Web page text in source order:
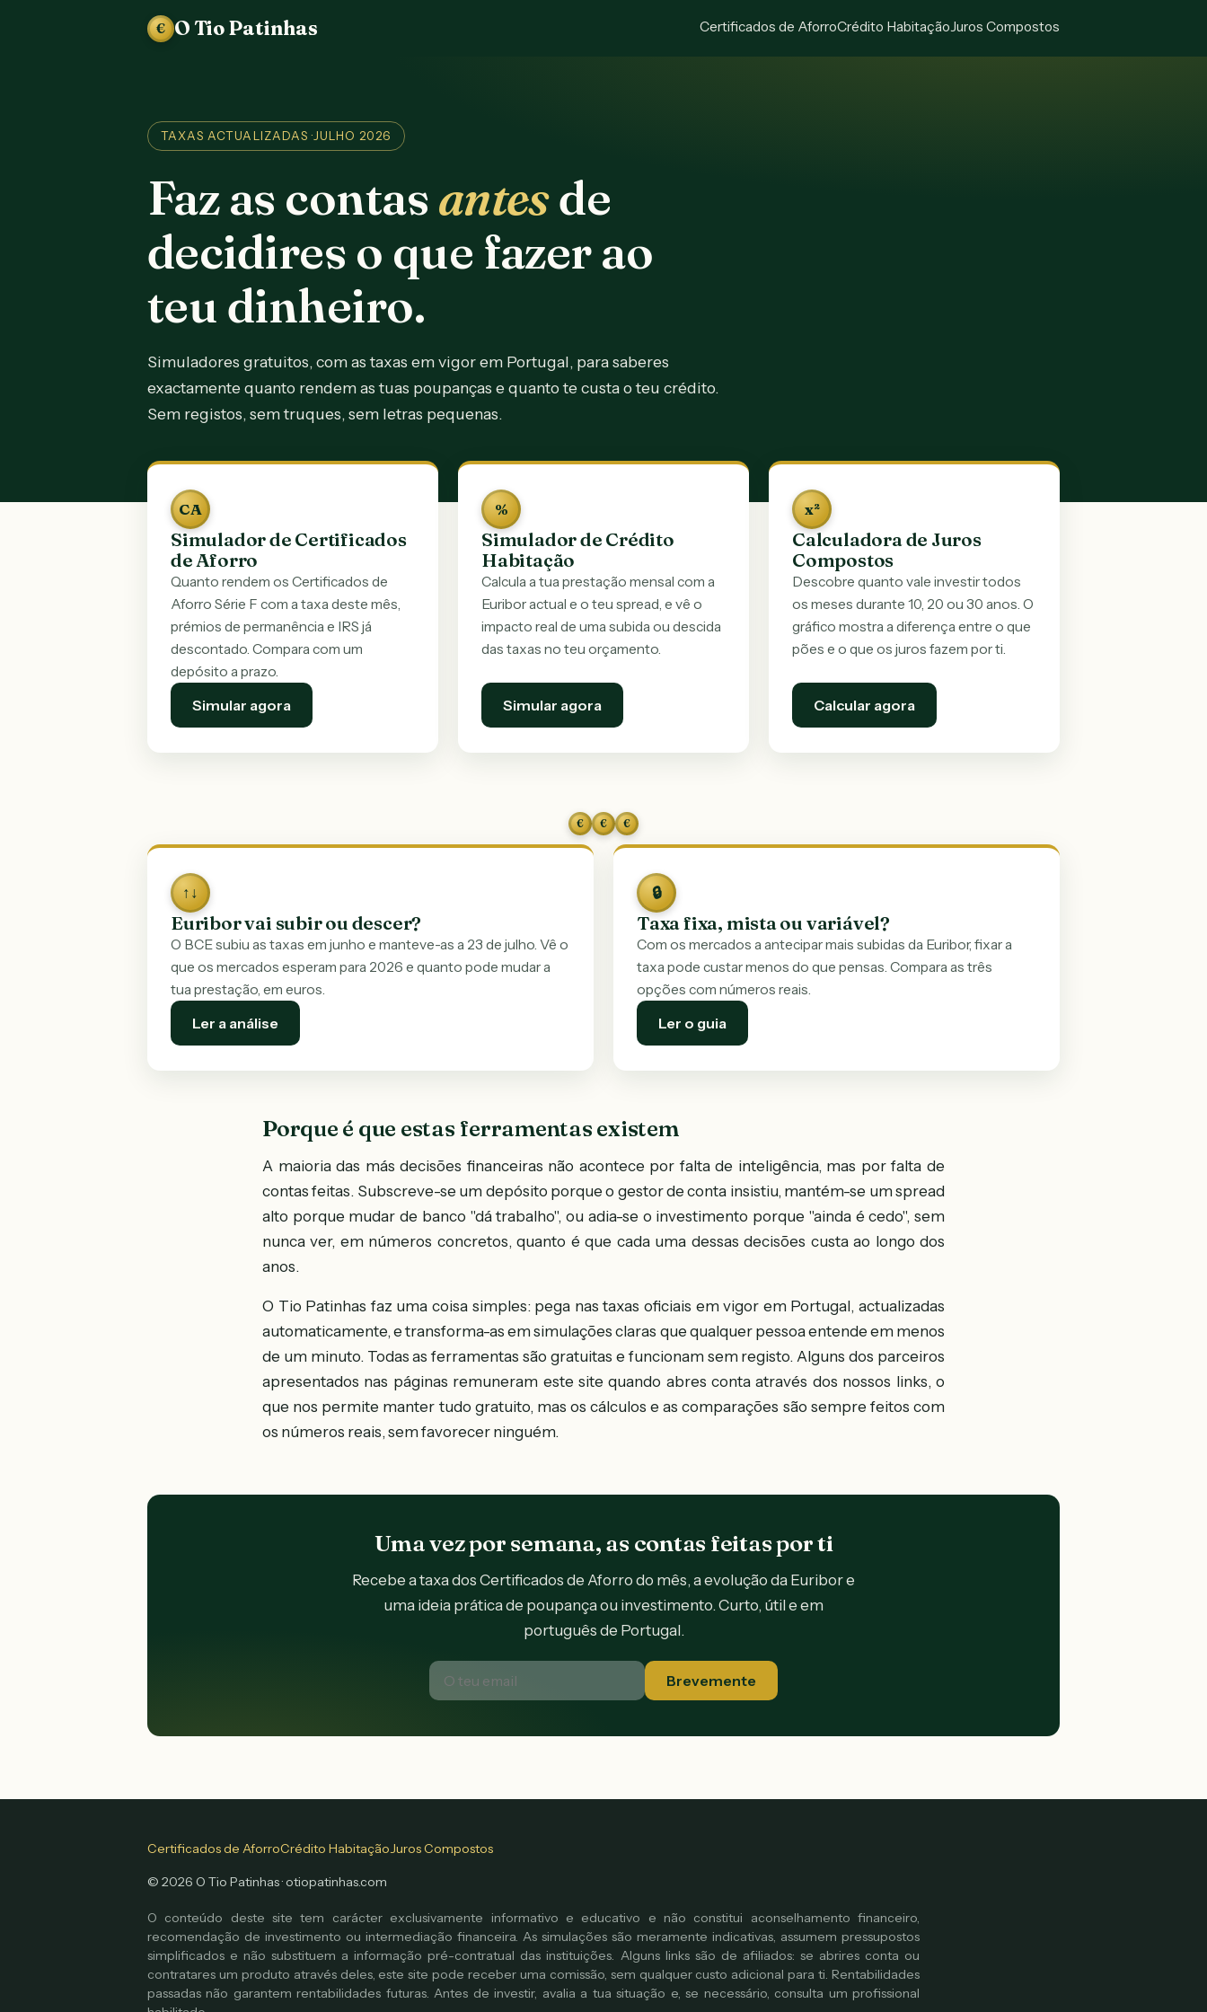
€ O Tio Patinhas Certificados de AforroCrédito HabitaçãoJuros Compostos
TAXAS ACTUALIZADAS · JULHO 2026
Faz as contas antesde
decidires o que fazer ao
teu dinheiro.
Simuladores gratuitos, com as taxas em vigor em Portugal, para saberes
exactamente quanto rendem as tuas poupanças e quanto te custa o teu crédito.
Sem registos, sem truques, sem letras pequenas.
CA
Simulador de Certificados
de Aforro
Quanto rendem os Certificados de
Aforro Série F com a taxa deste mês,
prémios de permanência e IRS já
descontado. Compara com um
depósito a prazo.
Simular agora
%
Simulador de Crédito
Habitação
Calcula a tua prestação mensal com a
Euribor actual e o teu spread, e vê o
impacto real de uma subida ou descida
das taxas no teu orçamento.
Simular agora
x²
Calculadora de Juros
Compostos
Descobre quanto vale investir todos
os meses durante 10, 20 ou 30 anos. O
gráfico mostra a diferença entre o que
pões e o que os juros fazem por ti.
Calcular agora
€ € €
↑↓
Euribor vai subir ou descer?
O BCE subiu as taxas em junho e manteve-as a 23 de julho. Vê o
que os mercados esperam para 2026 e quanto pode mudar a
tua prestação, em euros.
Ler a análise
🔒
Taxa fixa, mista ou variável?
Com os mercados a antecipar mais subidas da Euribor, fixar a
taxa pode custar menos do que pensas. Compara as três
opções com números reais.
Ler o guia
Porque é que estas ferramentas existem
A maioria das más decisões financeiras não acontece por falta de inteligência, mas por falta de
contas feitas. Subscreve-se um depósito porque o gestor de conta insistiu, mantém-se um spread
alto porque mudar de banco "dá trabalho", ou adia-se o investimento porque "ainda é cedo", sem
nunca ver, em números concretos, quanto é que cada uma dessas decisões custa ao longo dos
anos.
O Tio Patinhas faz uma coisa simples: pega nas taxas oficiais em vigor em Portugal, actualizadas
automaticamente, e transforma-as em simulações claras que qualquer pessoa entende em menos
de um minuto. Todas as ferramentas são gratuitas e funcionam sem registo. Alguns dos parceiros
apresentados nas páginas remuneram este site quando abres conta através dos nossos links, o
que nos permite manter tudo gratuito, mas os cálculos e as comparações são sempre feitos com
os números reais, sem favorecer ninguém.
Uma vez por semana, as contas feitas por ti
Recebe a taxa dos Certificados de Aforro do mês, a evolução da Euribor e
uma ideia prática de poupança ou investimento. Curto, útil e em
português de Portugal.
Brevemente
Certificados de AforroCrédito HabitaçãoJuros Compostos
© 2026 O Tio Patinhas · otiopatinhas.com
O conteúdo deste site tem carácter exclusivamente informativo e educativo e não constitui aconselhamento financeiro,
recomendação de investimento ou intermediação financeira. As simulações são meramente indicativas, assumem pressupostos
simplificados e não substituem a informação pré-contratual das instituições. Alguns links são de afiliados: se abrires conta ou
contratares um produto através deles, este site pode receber uma comissão, sem qualquer custo adicional para ti. Rentabilidades
passadas não garantem rentabilidades futuras. Antes de investir, avalia a tua situação e, se necessário, consulta um profissional